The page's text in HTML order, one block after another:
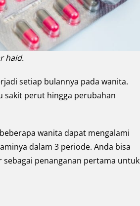
haid.
setiap bulannya pada wanita.
sakit perut hingga perubahan
wanita dapat mengalami
dalam 3 periode. Anda bisa
penanganan pertama untuk